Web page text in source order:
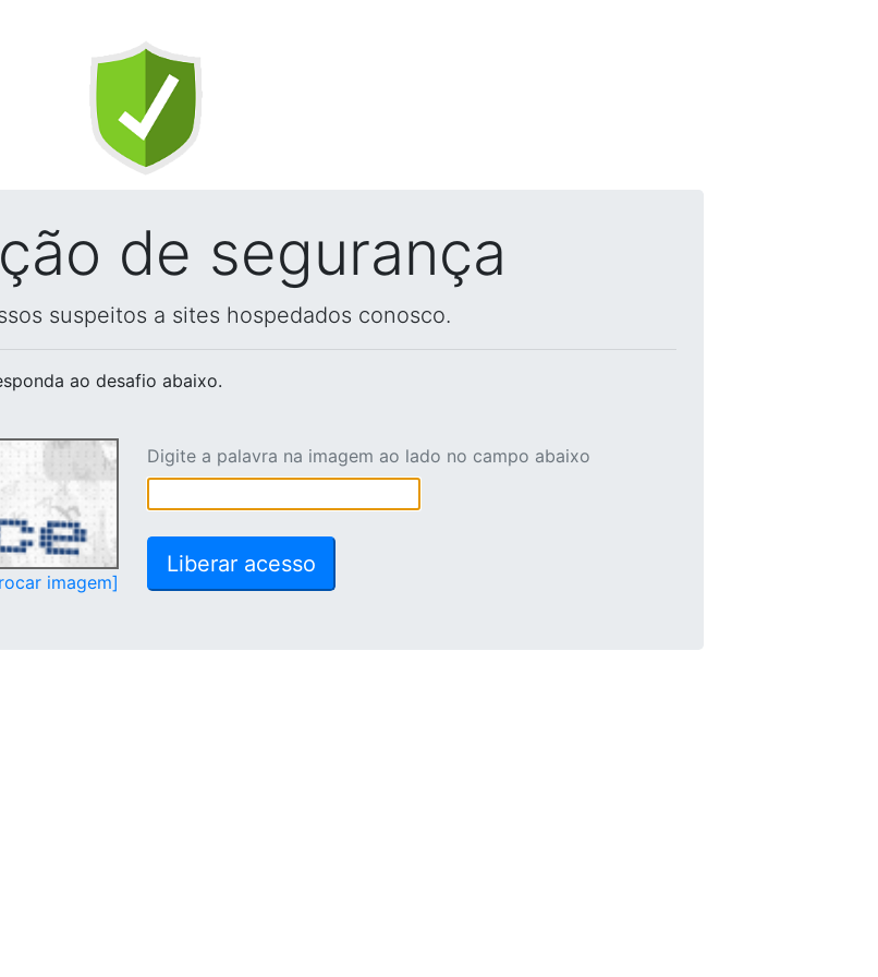
de segurança
suspeitos a sites hospedados conosco.
ao desafio abaixo.
imagem]
Digite a palavra na imagem ao lado no campo abaixo